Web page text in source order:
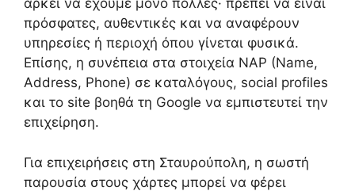
αρκεί να έχουμε μόνο πολλές· πρέπει να είναι
πρόσφατες, αυθεντικές και να αναφέρουν
υπηρεσίες ή περιοχή όπου γίνεται φυσικά.
Επίσης, η συνέπεια στα στοιχεία NAP (Name,
Address, Phone) σε καταλόγους, social profiles
και το site βοηθά τη Google να εμπιστευτεί την
επιχείρηση.
Για επιχειρήσεις στη Σταυρούπολη, η σωστή
παρουσία στους χάρτες μπορεί να φέρει